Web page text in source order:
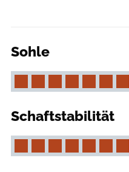
Sohle
Schaftstabilität